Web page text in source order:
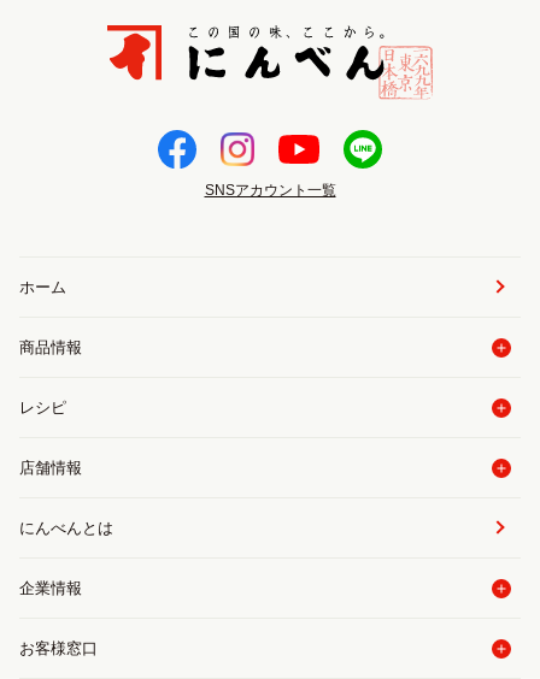
SNSアカウント一覧
ホーム
商品情報
レシピ
店舗情報
にんべんとは
企業情報
お客様窓口